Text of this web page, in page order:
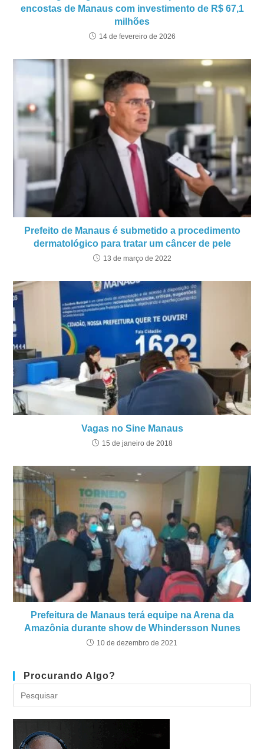
encostas de Manaus com investimento de R$ 67,1
milhões
14 de fevereiro de 2026
Prefeito de Manaus é submetido a procedimento
dermatológico para tratar um câncer de pele
13 de março de 2022
Vagas no Sine Manaus
15 de janeiro de 2018
Prefeitura de Manaus terá equipe na Arena da
Amazônia durante show de Whindersson Nunes
10 de dezembro de 2021
Procurando Algo?